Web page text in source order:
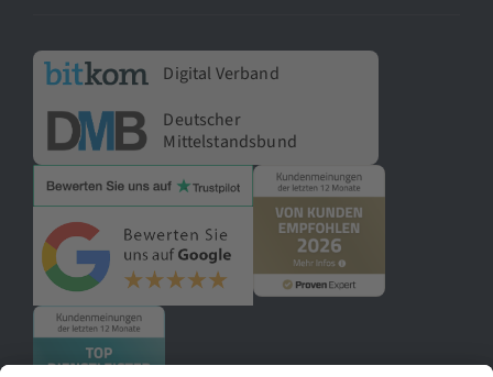
Digital Verband
Deutscher
Mittelstandsbund